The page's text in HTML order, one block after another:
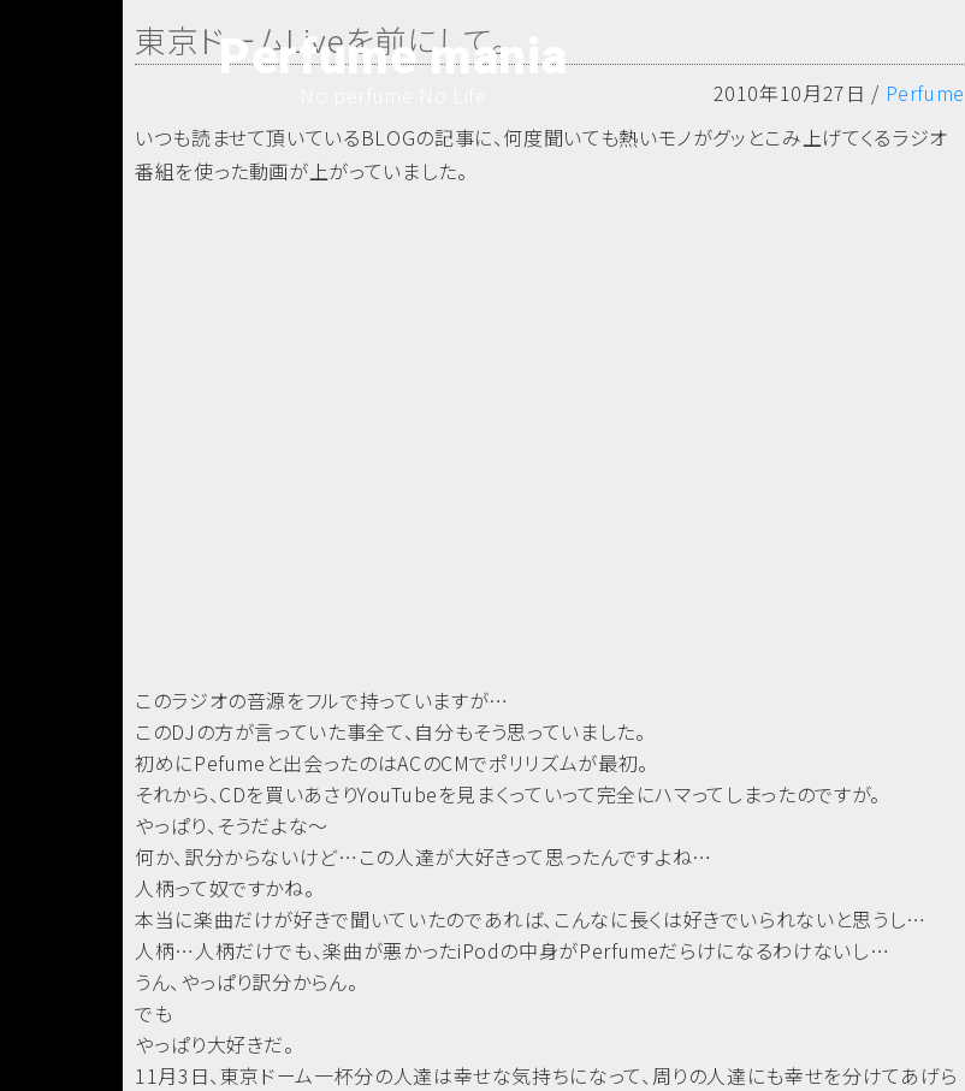
Perfume mania
東京ドームLiveを前にして。
2010年10月27日 / Perfume
いつも読ませて頂いているBLOGの記事に、何度聞いても熱いモノがグッとこみ上げてくるラジオ
番組を使った動画が上がっていました。
このラジオの音源をフルで持っていますが…
このDJの方が言っていた事全て、自分もそう思っていました。
初めにPefumeと出会ったのはACのCMでポリリズムが最初。
それから、CDを買いあさりYouTubeを見まくっていって完全にハマってしまったのですが。
やっぱり、そうだよな～
何か、訳分からないけど…この人達が大好きって思ったんですよね…
人柄って奴ですかね。
本当に楽曲だけが好きで聞いていたのであれば、こんなに長くは好きでいられないと思うし…
人柄…人柄だけでも、楽曲が悪かったiPodの中身がPerfumeだらけになるわけないし…
うん、やっぱり訳分からん。
でも
やっぱり大好きだ。
11月3日、東京ドーム一杯分の人達は幸せな気持ちになって、周りの人達にも幸せを分けてあげら